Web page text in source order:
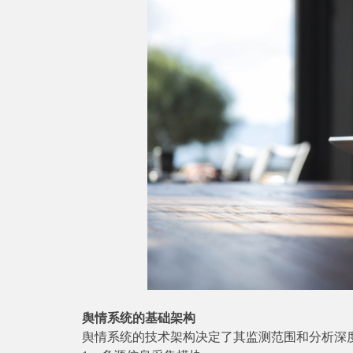
舆情系统的基础架构
舆情系统的技术架构决定了其监测范围和分析深